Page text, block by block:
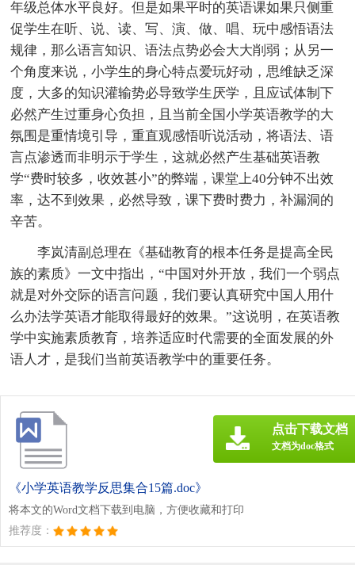
年级总体水平良好。但是如果平时的英语课如果只侧重
促学生在听、说、读、写、演、做、唱、玩中感悟语法
规律，那么语言知识、语法点势必会大大削弱；从另一
个角度来说，小学生的身心特点爱玩好动，思维缺乏深
度，大多的知识灌输势必导致学生厌学，且应试体制下
必然产生过重身心负担，且当前全国小学英语教学的大
氛围是重情境引导，重直观感悟听说活动，将语法、语
言点渗透而非明示于学生，这就必然产生基础英语教
学“费时较多，收效甚小”的弊端，课堂上40分钟不出效
率，达不到效果，必然导致，课下费时费力，补漏洞的
辛苦。
李岚清副总理在《基础教育的根本任务是提高全民
族的素质》一文中指出，“中国对外开放，我们一个弱点
就是对外交际的语言问题，我们要认真研究中国人用什
么办法学英语才能取得最好的效果。”这说明，在英语教
学中实施素质教育，培养适应时代需要的全面发展的外
语人才，是我们当前英语教学中的重要任务。
《小学英语教学反思集合15篇.doc》
将本文的Word文档下载到电脑，方便收藏和打印
推荐度：
点击下载文档
文档为doc格式